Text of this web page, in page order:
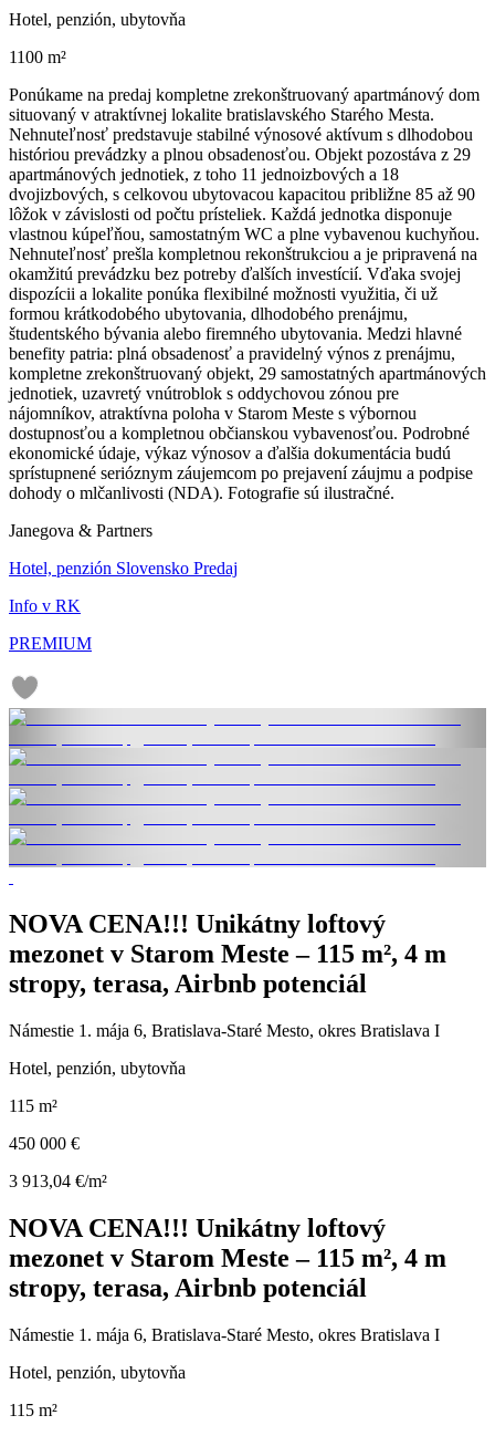
Hotel, penzión, ubytovňa
1100 m²
Ponúkame na predaj kompletne zrekonštruovaný apartmánový dom
situovaný v atraktívnej lokalite bratislavského Starého Mesta.
Nehnuteľnosť predstavuje stabilné výnosové aktívum s dlhodobou
históriou prevádzky a plnou obsadenosťou. Objekt pozostáva z 29
apartmánových jednotiek, z toho 11 jednoizbových a 18
dvojizbových, s celkovou ubytovacou kapacitou približne 85 až 90
lôžok v závislosti od počtu prísteliek. Každá jednotka disponuje
vlastnou kúpeľňou, samostatným WC a plne vybavenou kuchyňou.
Nehnuteľnosť prešla kompletnou rekonštrukciou a je pripravená na
okamžitú prevádzku bez potreby ďalších investícií. Vďaka svojej
dispozícii a lokalite ponúka flexibilné možnosti využitia, či už
formou krátkodobého ubytovania, dlhodobého prenájmu,
študentského bývania alebo firemného ubytovania. Medzi hlavné
benefity patria: plná obsadenosť a pravidelný výnos z prenájmu,
kompletne zrekonštruovaný objekt, 29 samostatných apartmánových
jednotiek, uzavretý vnútroblok s oddychovou zónou pre
nájomníkov, atraktívna poloha v Starom Meste s výbornou
dostupnosťou a kompletnou občianskou vybavenosťou. Podrobné
ekonomické údaje, výkaz výnosov a ďalšia dokumentácia budú
sprístupnené serióznym záujemcom po prejavení záujmu a podpise
dohody o mlčanlivosti (NDA). Fotografie sú ilustračné.
Janegova & Partners
Hotel, penzión Slovensko Predaj
Info v RK
PREMIUM
NOVA CENA!!! Unikátny loftový
mezonet v Starom Meste – 115 m², 4 m
stropy, terasa, Airbnb potenciál
Námestie 1. mája 6, Bratislava-Staré Mesto, okres Bratislava I
Hotel, penzión, ubytovňa
115 m²
450 000 €
3 913,04 €/m²
NOVA CENA!!! Unikátny loftový
mezonet v Starom Meste – 115 m², 4 m
stropy, terasa, Airbnb potenciál
Námestie 1. mája 6, Bratislava-Staré Mesto, okres Bratislava I
Hotel, penzión, ubytovňa
115 m²